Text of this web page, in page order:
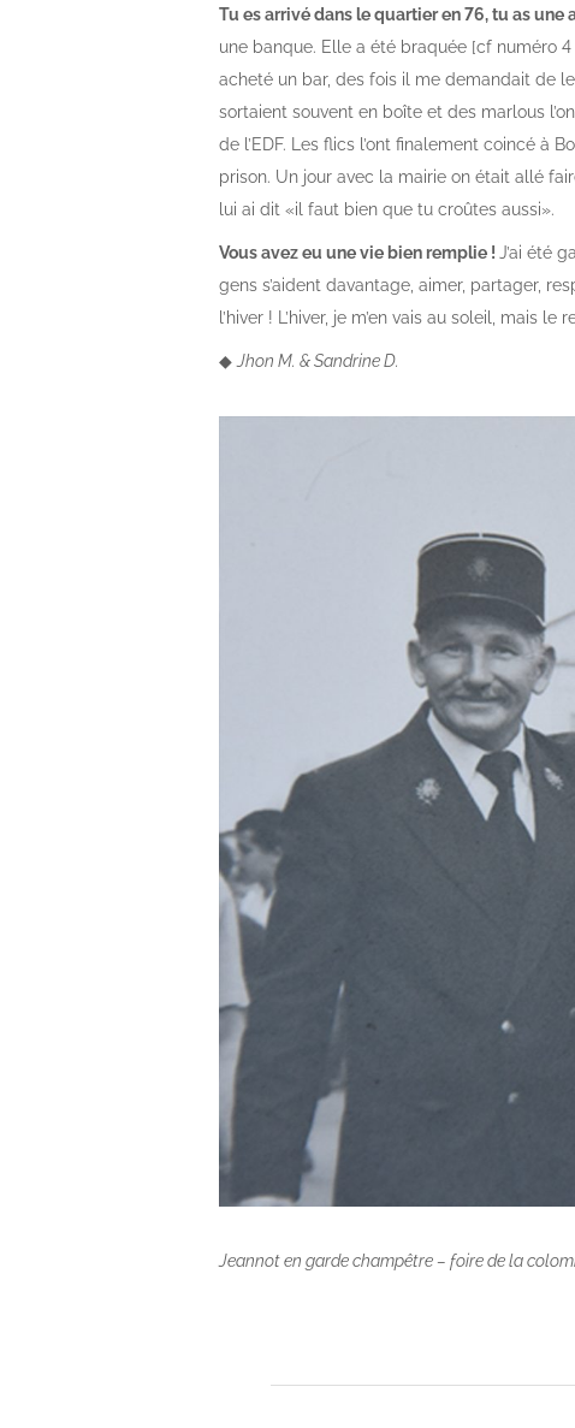
Tu es arrivé dans le quartier en 76, tu as une
une banque. Elle a été braquée [cf numéro
acheté un bar, des fois il me demandait de
sortaient souvent en boîte et des marlous
de l’EDF. Les flics l’ont finalement coincé à
prison. Un jour avec la mairie on était allé
lui ai dit «il faut bien que tu croûtes aussi».
Vous avez eu une vie bien remplie ! J’ai été
gens s’aident davantage, aimer, partager,
l’hiver ! L’hiver, je m’en vais au soleil, mais
◆Jhon M. & Sandrine D.
Jeannot en garde champêtre – foire de la